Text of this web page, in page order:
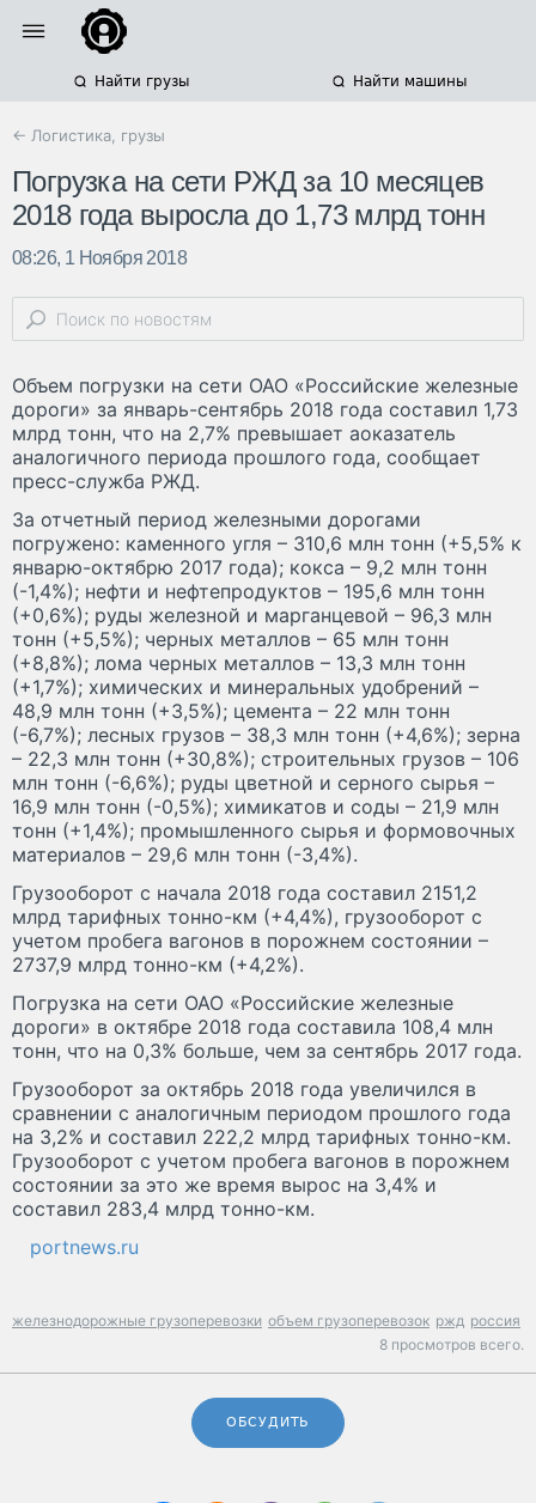
Найти грузы Найти машины
← Логистика, грузы
Погрузка на сети РЖД за 10 месяцев
2018 года выросла до 1,73 млрд тонн
08:26, 1 Ноября 2018
Объем погрузки на сети ОАО «Российские железные
дороги» за январь-сентябрь 2018 года составил 1,73
млрд тонн, что на 2,7% превышает аоказатель
аналогичного периода прошлого года, сообщает
пресс-служба РЖД.
За отчетный период железными дорогами
погружено: каменного угля – 310,6 млн тонн (+5,5% к
январю-октябрю 2017 года); кокса – 9,2 млн тонн
(-1,4%); нефти и нефтепродуктов – 195,6 млн тонн
(+0,6%); руды железной и марганцевой – 96,3 млн
тонн (+5,5%); черных металлов – 65 млн тонн
(+8,8%); лома черных металлов – 13,3 млн тонн
(+1,7%); химических и минеральных удобрений –
48,9 млн тонн (+3,5%); цемента – 22 млн тонн
(-6,7%); лесных грузов – 38,3 млн тонн (+4,6%); зерна
– 22,3 млн тонн (+30,8%); строительных грузов – 106
млн тонн (-6,6%); руды цветной и серного сырья –
16,9 млн тонн (-0,5%); химикатов и соды – 21,9 млн
тонн (+1,4%); промышленного сырья и формовочных
материалов – 29,6 млн тонн (-3,4%).
Грузооборот с начала 2018 года составил 2151,2
млрд тарифных тонно-км (+4,4%), грузооборот с
учетом пробега вагонов в порожнем состоянии –
2737,9 млрд тонно-км (+4,2%).
Погрузка на сети ОАО «Российские железные
дороги» в октябре 2018 года составила 108,4 млн
тонн, что на 0,3% больше, чем за сентябрь 2017 года.
Грузооборот за октябрь 2018 года увеличился в
сравнении с аналогичным периодом прошлого года
на 3,2% и составил 222,2 млрд тарифных тонно-км.
Грузооборот с учетом пробега вагонов в порожнем
состоянии за это же время вырос на 3,4% и
составил 283,4 млрд тонно-км.
portnews.ru
железнодорожные грузоперевозки объем грузоперевозок ржд россия
8 просмотров всего.
ОБСУДИТЬ